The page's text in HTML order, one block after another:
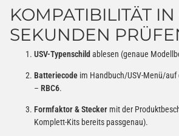
KOMPATIBILITÄT
SEKUNDEN
USV-Typenschild ablesen (genaue
Batteriecode im Handbuch/USV-Menü/
– RBC6.
Formfaktor & Stecker mit der
Komplett-Kits bereits passgenau).